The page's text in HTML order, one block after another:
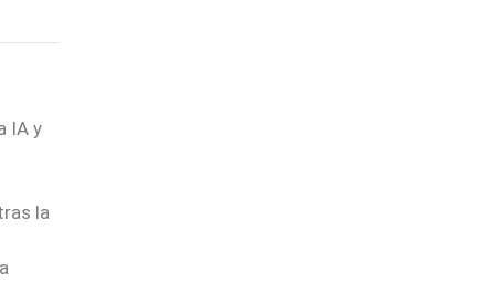
IA y
la